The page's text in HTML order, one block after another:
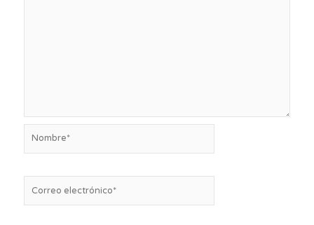
electrónico*